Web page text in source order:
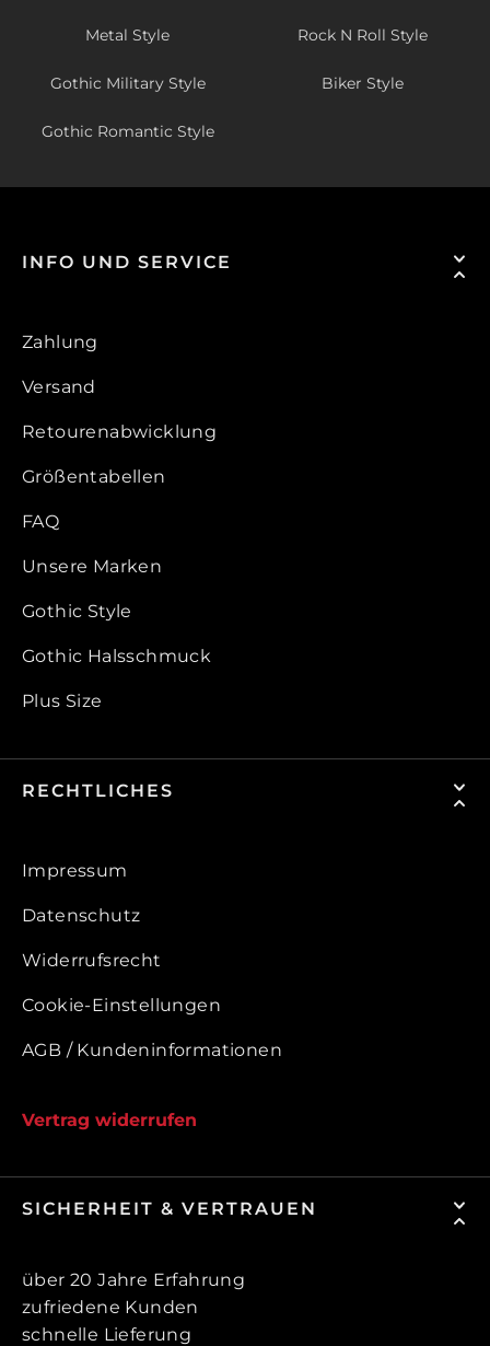
Metal Style Rock N Roll Style
Gothic Military Style Biker Style
Gothic Romantic Style
INFO UND SERVICE
Zahlung
Versand
Retourenabwicklung
Größentabellen
FAQ
Unsere Marken
Gothic Style
Gothic Halsschmuck
Plus Size
RECHTLICHES
Impressum
Datenschutz
Widerrufsrecht
Cookie-Einstellungen
AGB / Kundeninformationen
Vertrag widerrufen
SICHERHEIT & VERTRAUEN
über 20 Jahre Erfahrung
zufriedene Kunden
schnelle Lieferung